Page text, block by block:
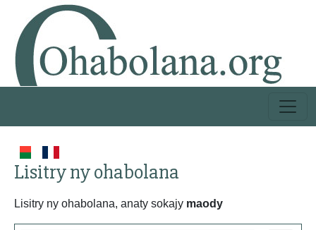
Lisitry ny ohabolana
Lisitry ny ohabolana, anaty sokajy maody